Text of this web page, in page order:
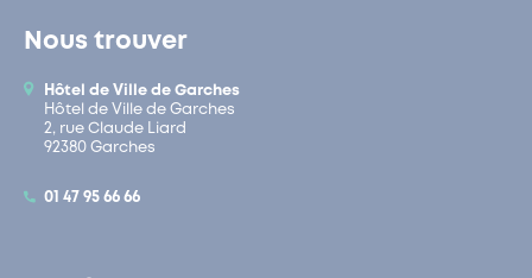
Nous trouver
Hôtel de Ville de Garches
Hôtel de Ville de Garches
2, rue Claude Liard
92380 Garches
01 47 95 66 66